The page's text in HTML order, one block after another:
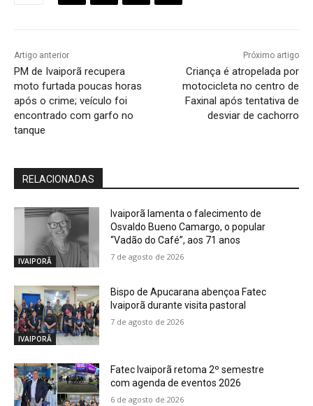
Artigo anterior
PM de Ivaiporã recupera
moto furtada poucas horas
após o crime; veículo foi
encontrado com garfo no
tanque
Próximo artigo
Criança é atropelada por
motocicleta no centro de
Faxinal após tentativa de
desviar de cachorro
RELACIONADAS
IVAIPORÃ
Ivaiporã lamenta o falecimento de
Osvaldo Bueno Camargo, o popular
“Vadão do Café”, aos 71 anos
7 de agosto de 2026
IVAIPORÃ
Bispo de Apucarana abençoa Fatec
Ivaiporã durante visita pastoral
7 de agosto de 2026
Fatec Ivaiporã retoma 2º semestre
com agenda de eventos 2026
6 de agosto de 2026